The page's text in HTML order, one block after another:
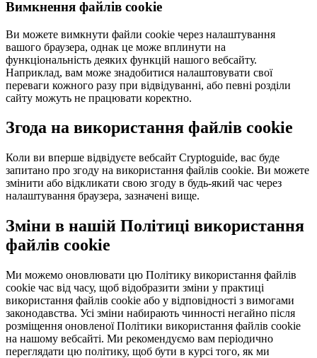
Вимкнення файлів cookie
Ви можете вимкнути файли cookie через налаштування
вашого браузера, однак це може вплинути на
функціональність деяких функцій нашого вебсайту.
Наприклад, вам може знадобитися налаштовувати свої
переваги кожного разу при відвідуванні, або певні розділи
сайту можуть не працювати коректно.
Згода на використання файлів cookie
Коли ви вперше відвідуєте вебсайт Cryptoguide, вас буде
запитано про згоду на використання файлів cookie. Ви можете
змінити або відкликати свою згоду в будь-який час через
налаштування браузера, зазначені вище.
Зміни в нашій Політиці використання
файлів cookie
Ми можемо оновлювати цю Політику використання файлів
cookie час від часу, щоб відобразити зміни у практиці
використання файлів cookie або у відповідності з вимогами
законодавства. Усі зміни набирають чинності негайно після
розміщення оновленої Політики використання файлів cookie
на нашому вебсайті. Ми рекомендуємо вам періодично
переглядати цю політику, щоб бути в курсі того, як ми